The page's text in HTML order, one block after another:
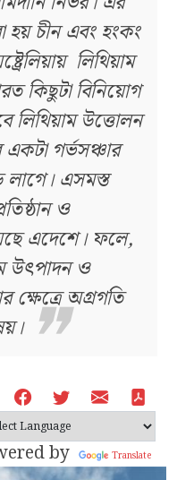
হয় চীন এবং হংকং
লিথিয়াম
কিছুটা বিনিয়োগ
লিথিয়াম উত্তোলন
গর্ভসঞ্চার
এসমস্ত
ও
এদেশে। ফলে,
উৎপাদন ও
ক্ষেত্রে অগ্রগতি
by Translate